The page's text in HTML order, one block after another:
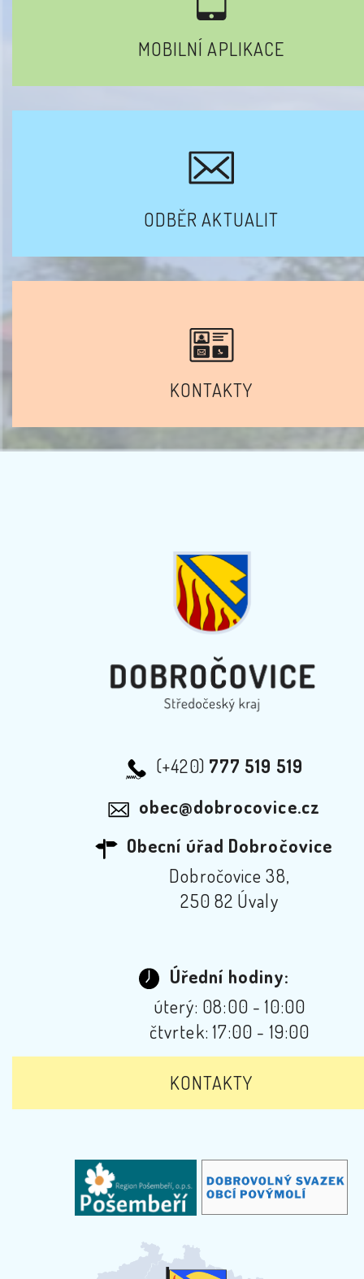
MOBILNÍ APLIKACE
ODBĚR AKTUALIT
KONTAKTY
(+420) 777 519 519
obec@dobrocovice.cz
Obecní úřad Dobročovice
Dobročovice 38,
250 82 Úvaly
Úřední hodiny:
úterý: 08:00 - 10:00
čtvrtek: 17:00 - 19:00
KONTAKTY